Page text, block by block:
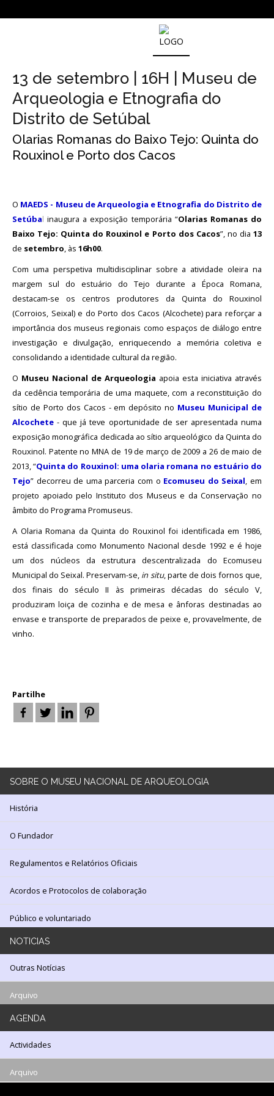
MUSEU
NACIONAL
DE
ARQUEOLOGIA
História
Regulamentos
e
Relatórios
Oficiais
e
Protocolos
colaboração
Público
voluntariado
NOTICIAS
Outras
Notícias
Arquivo
AGENDA
Actividades
Arquivo
Login
ESCUTA
EXTERNA
DO
MNA
Exposições
Cooperação
Serviços
LOJA
Notícias/Destaques
13 de setembro | 16H | Museu de
Arqueologia e Etnografia do
Distrito de Setúbal
Olarias Romanas do Baixo Tejo: Quinta do
Rouxinol e Porto dos Cacos
O MAEDS - Museu de Arqueologia e Etnografia do Distrito de
Setúbal inaugura a exposição temporária “Olarias Romanas do
Baixo Tejo: Quinta do Rouxinol e Porto dos Cacos”, no dia13
de setembro, às 16h00.
Com uma perspetiva multidisciplinar sobre a atividade oleira na
margem sul do estuário do Tejo durante a Época Romana,
destacam-se os centros produtores da Quinta do Rouxinol
(Corroios, Seixal) e do Porto dos Cacos (Alcochete) para reforçar a
importância dos museus regionais como espaços de diálogo entre
investigação e divulgação, enriquecendo a memória coletiva e
consolidando a identidade cultural da região.
O Museu Nacional de Arqueologia apoia esta iniciativa através
da cedência temporária de uma maquete, com a reconstituição do
sítio de Porto dos Cacos - em depósito no Museu Municipal de
Alcochete - que já teve oportunidade de ser apresentada numa
exposição monográfica dedicada ao sítio arqueológico da Quinta do
Rouxinol. Patente no MNA de 19 de março de 2009 a 26 de maio de
2013, “Quinta do Rouxinol: uma olaria romana no estuário do
Tejo” decorreu de uma parceria com o Ecomuseu do Seixal, em
projeto apoiado pelo Instituto dos Museus e da Conservação no
âmbito do Programa Promuseus.
A Olaria Romana da Quinta do Rouxinol foi identificada em 1986,
está classificada como Monumento Nacional desde 1992 e é hoje
um dos núcleos da estrutura descentralizada do Ecomuseu
Municipal do Seixal. Preservam-se, in situ, parte de dois fornos que,
dos finais do século II às primeiras décadas do século V,
produziram loiça de cozinha e de mesa e ânforas destinadas ao
envase e transporte de preparados de peixe e, provavelmente, de
vinho.
Partilhe
SOBRE O MUSEU NACIONAL DE ARQUEOLOGIA
História
O Fundador
Regulamentos e Relatórios Oficiais
Acordos e Protocolos de colaboração
Público e voluntariado
NOTICIAS
Outras Notícias
Arquivo
AGENDA
Actividades
Arquivo